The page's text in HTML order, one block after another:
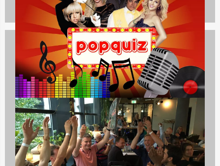
Bedrijfsuitjes
920 uitjes